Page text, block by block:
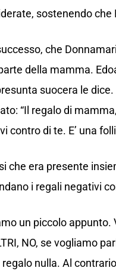
sostenendo
che
della mamma.
suocera le
“Il regalo di
contro di te. E’ una
che era presente
i regali negativi
un piccolo appunto.
NO, se vogliamo
regalo nulla. Al